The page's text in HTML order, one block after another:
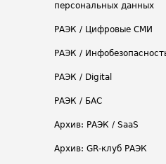
персональных данных
РАЭК / Цифровые СМИ
РАЭК /
РАЭК / Digital
РАЭК / БАС
Архив: РАЭК / SaaS
Архив: GR-клуб РАЭК